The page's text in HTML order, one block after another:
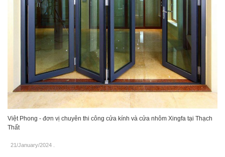
Việt Phong - đơn vị chuyên thi công cửa kính và cửa nhôm Xingfa tại Thạch
Thất
21/January/2024